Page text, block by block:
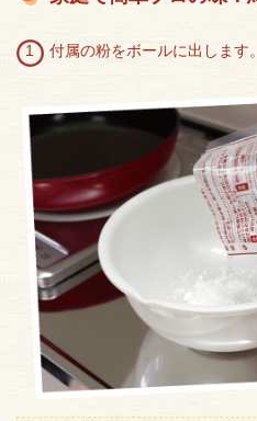
1 付属の粉をボールに出します。